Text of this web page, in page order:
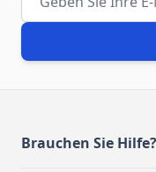
Brauchen Sie Hilfe?